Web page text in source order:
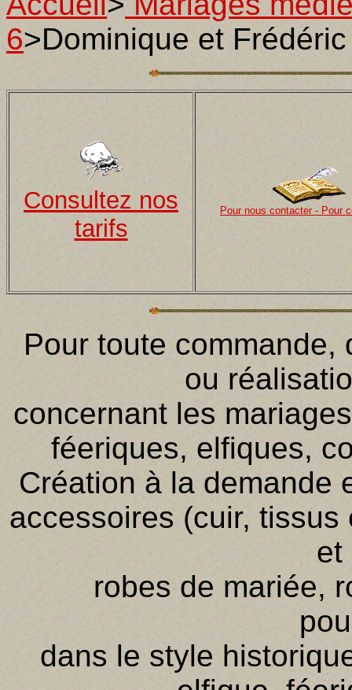
6>Dominique et Frédéric
Consultez nos
tarifs
Pour nous contacter - Pour
Pour toute commande,
ou
concernant les
féeriques, elfiques,
Création à la demande
accessoires (cuir,
et
robes de mariée,
dans le style